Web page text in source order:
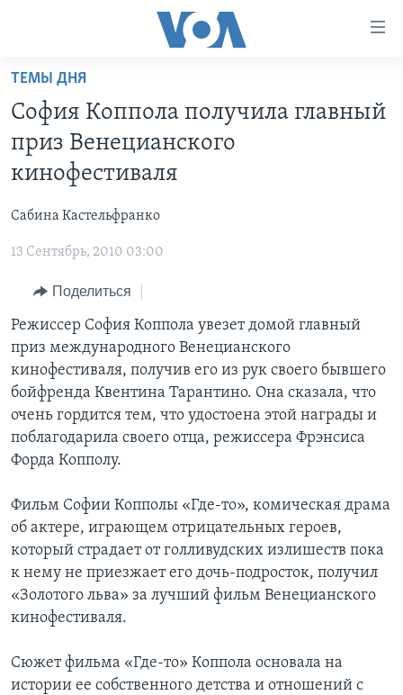
Перейти
основной
контент
Перейти
основной
Перейти
поиск
ГЛАВНОЕ
ПРОГРАММЫ
АМЕРИКА
ПОЧЕМУ ЭТО ВАЖНО?
ДИСКУССИЯ VOA
ДЕТАЛИ
НЬЮ-ЙОРК NEW YORK
АМЕРИКА. БОЛЬШОЕ ПУТЕШЕСТВИЕ
ПРОЕКТЫ
НАША АМЕРИКАНСКАЯ ИСТОРИЯ
А КАК В АМЕРИКЕ?
АРТЕФАКТЫ
АМЕРИКАНСКИЕ ГОРОДКИ
ТЕСТЫ
ИНТЕРВЬЮ
ФАКТЫ ПРОТИВ ФЕЙКОВ
ЗА СВОБОДУ ПРЕССЫ
УЧИМ АНГЛИЙСКИЙ
ВИДЕО
ПОДПИСКА НА НОВОСТИ
Learning English
Языки
ТЕМЫ ДНЯ
София Коппола получила главный
приз Венецианского
кинофестиваля
Сабина Кастельфранко
13 Сентябрь, 2010 03:00
Поделиться
Режиссер София Коппола увезет домой главный
приз международного Венецианского
кинофестиваля, получив его из рук своего бывшего
бойфренда Квентина Тарантино. Она сказала, что
очень гордится тем, что удостоена этой награды и
поблагодарила своего отца, режиссера Фрэнсиса
Форда Копполу.
Фильм Софии Копполы «Где-то», комическая драма
об актере, играющем отрицательных героев,
который страдает от голливудских излишеств пока
к нему не приезжает его дочь-подросток, получил
«Золотого льва» за лучший фильм Венецианского
кинофестиваля.
Сюжет фильма «Где-то» Коппола основала на
истории ее собственного детства и отношений с